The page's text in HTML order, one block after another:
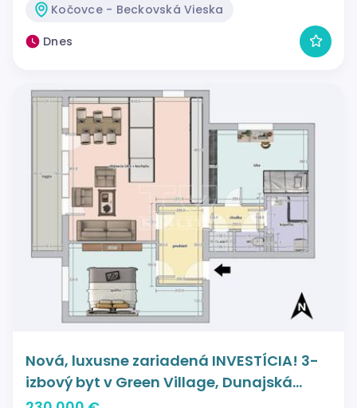
Kočovce - Beckovská Vieska
Dnes
Nová, luxusne zariadená INVESTÍCIA! 3-
izbový byt v Green Village, Dunajská
Lužná, 82,82 m2